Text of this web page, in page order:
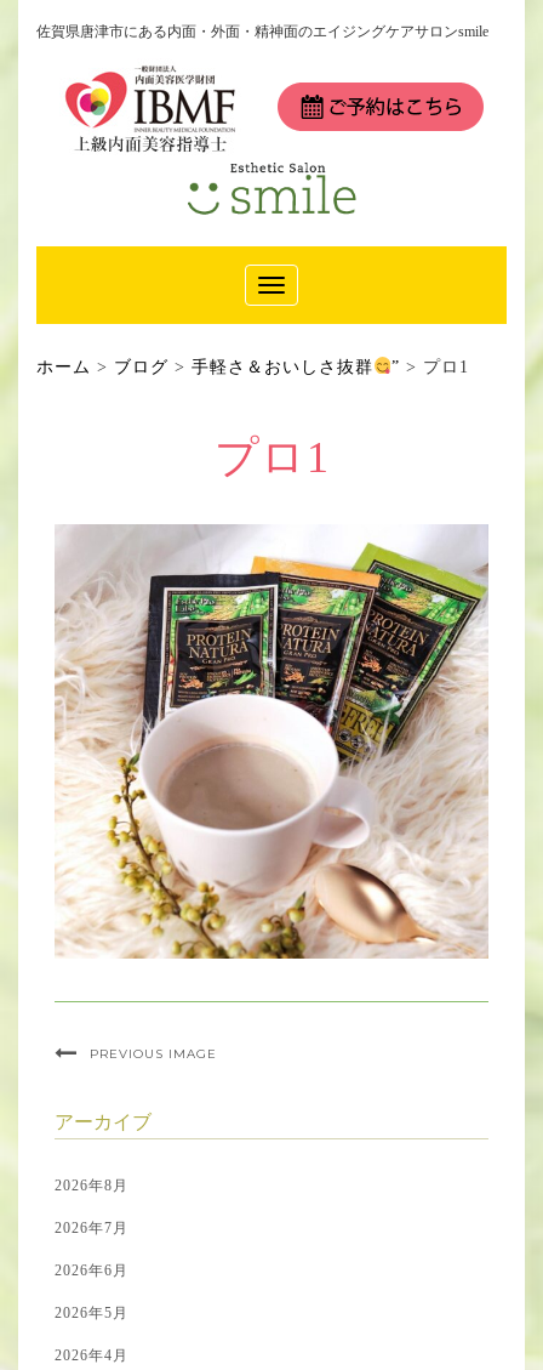
佐賀県唐津市にある内面・外面・精神面のエイジングケアサロンsmile
Toggle
Navigation
ホーム > ブログ > 手軽さ＆おいしさ抜群 ” > プロ1
プロ1
PREVIOUS IMAGE
アーカイブ
2026年8月
2026年7月
2026年6月
2026年5月
2026年4月